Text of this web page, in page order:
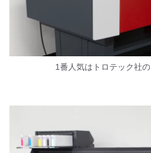
1番人気はトロテック社